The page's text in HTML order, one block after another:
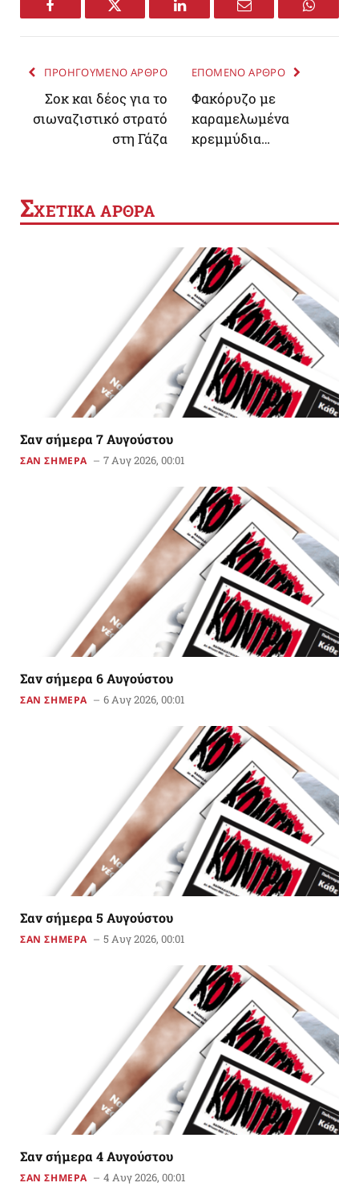
Facebook Twitter LinkedIn Email
ΠΡΟΗΓΟΥΜΕΝΟ ΑΡΘΡΟ
Σοκ και δέος για το
σιωναζιστικό στρατό
στη Γάζα
ΕΠΟΜΕΝΟ ΑΡΘΡΟ
Φακόρυζο με
καραμελωμένα
κρεμμύδια…
ΣΧΕΤΙΚΑ ΑΡΘΡΑ
Σαν σήμερα 7 Αυγούστου
ΣΑΝ ΣΗΜΕΡΑ 7 Αυγ 2026, 00:01
Σαν σήμερα 6 Αυγούστου
ΣΑΝ ΣΗΜΕΡΑ 6 Αυγ 2026, 00:01
Σαν σήμερα 5 Αυγούστου
ΣΑΝ ΣΗΜΕΡΑ 5 Αυγ 2026, 00:01
Σαν σήμερα 4 Αυγούστου
ΣΑΝ ΣΗΜΕΡΑ 4 Αυγ 2026, 00:01